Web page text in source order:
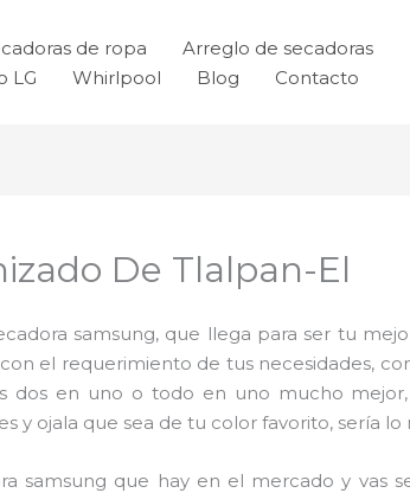
de ropa
Arreglo de secadoras
LG Whirlpool Blog Contacto
De Tlalpan-El
samsung, que llega para ser tu
el requerimiento de tus necesidades,
dos en uno o todo en uno mucho
y ojala que sea de tu color favorito, sería lo
samsung que hay en el mercado y vas